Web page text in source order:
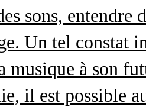
sons, entendre
Un tel constat
musique à son
il est possible